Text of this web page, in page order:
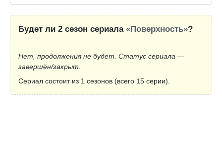
Будет ли 2 сезон сериала «Поверхность»?
Нет, продолжения не будет. Статус сериала —
завершён/закрыт.
Сериал состоит из 1 сезонов (всего 15 серии).